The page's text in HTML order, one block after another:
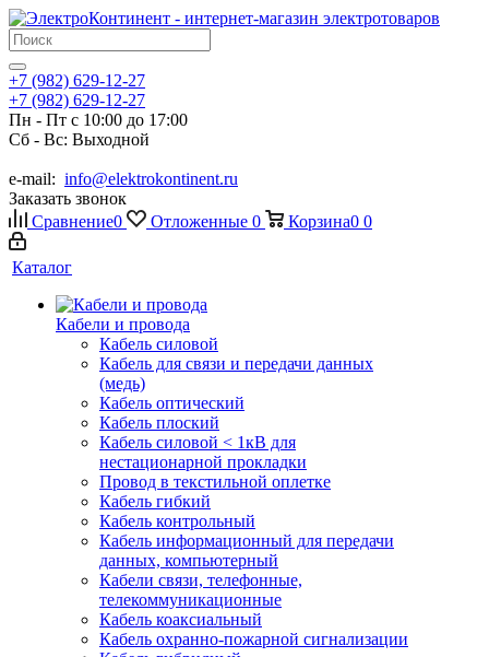
+7 (982) 629-12-27
+7 (982) 629-12-27
Пн - Пт с 10:00 до 17:00
Сб - Вс: Выходной
e-mail: info@elektrokontinent.ru
Заказать звонок
Сравнение0 Отложенные 0 Корзина0 0
Каталог
Кабели и провода
Кабель силовой
Кабель для связи и передачи данных
(медь)
Кабель оптический
Кабель плоский
Кабель силовой < 1кВ для
нестационарной прокладки
Провод в текстильной оплетке
Кабель гибкий
Кабель контрольный
Кабель информационный для передачи
данных, компьютерный
Кабели связи, телефонные,
телекоммуникационные
Кабель коаксиальный
Кабель охранно-пожарной сигнализации